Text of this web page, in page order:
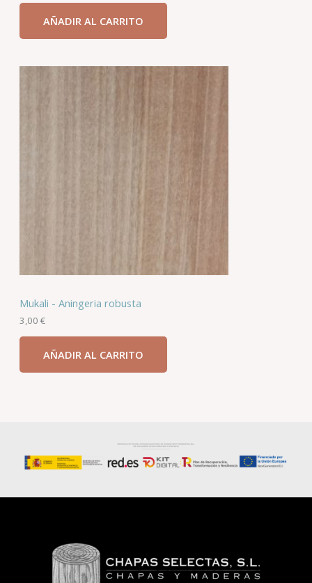
Madera dura
Eucaliptus rameado Smoke – Eucalyptus globulus labill
Eucaliptus Smoke – Eucalyptus globulus labill